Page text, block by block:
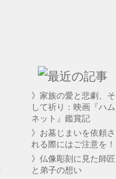
》家族の愛と悲劇、そ
して祈り：映画『ハム
ネット』鑑賞記
》お墓じまいを依頼さ
れる際にはご注意を！
》仏像彫刻に見た師匠
と弟子の想い